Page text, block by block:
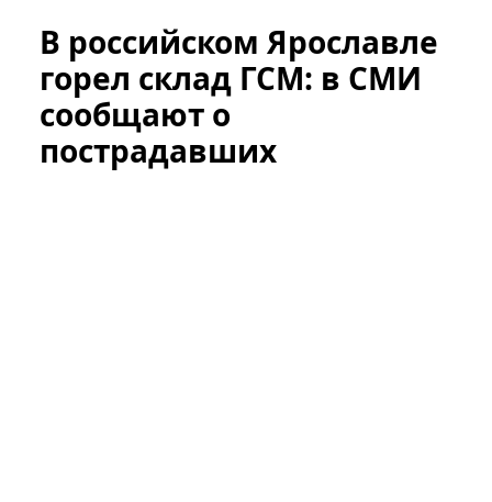
В российском Ярославле
горел склад ГСМ: в СМИ
сообщают о
пострадавших